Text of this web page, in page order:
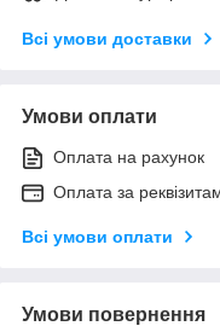
Всі умови доставки
Умови оплати
Оплата на рахунок
Оплата за
Всі умови оплати
Умови повернення